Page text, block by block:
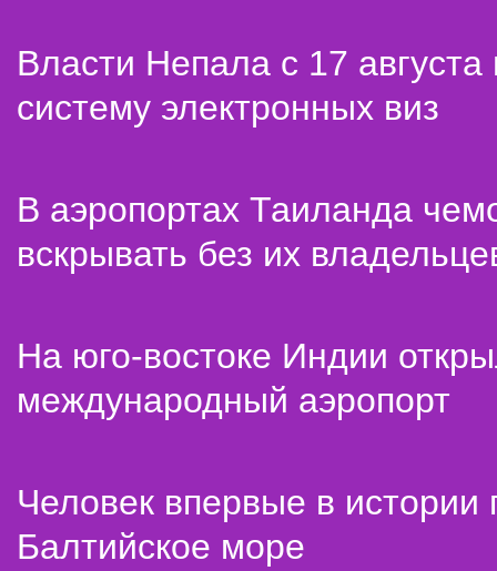
Власти Непала с 17 августа
систему электронных виз
В аэропортах Таиланда
вскрывать без их
На юго-востоке Индии
международный аэропорт
Человек впервые в истории
Балтийское море